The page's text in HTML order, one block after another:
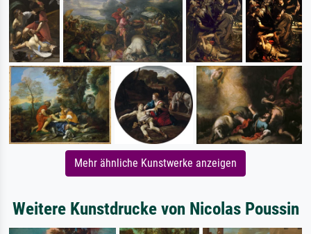
Mehr ähnliche Kunstwerke anzeigen
Weitere Kunstdrucke von Nicolas Poussin